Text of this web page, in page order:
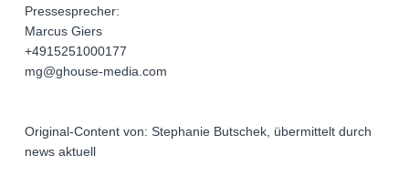
Pressesprecher:
Marcus Giers
+4915251000177
mg@ghouse-media.com
Original-Content von: Stephanie Butschek, übermittelt durch
news aktuell